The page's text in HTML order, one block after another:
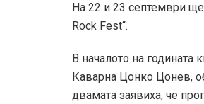
На 22 и 23 септември
Rock Fest“.
В началото на
Каварна Цонко Цонев,
двамата заявиха, че